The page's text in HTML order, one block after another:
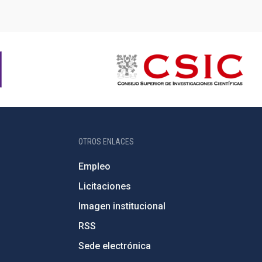
OTROS ENLACES
Empleo
Licitaciones
Imagen institucional
RSS
Sede electrónica